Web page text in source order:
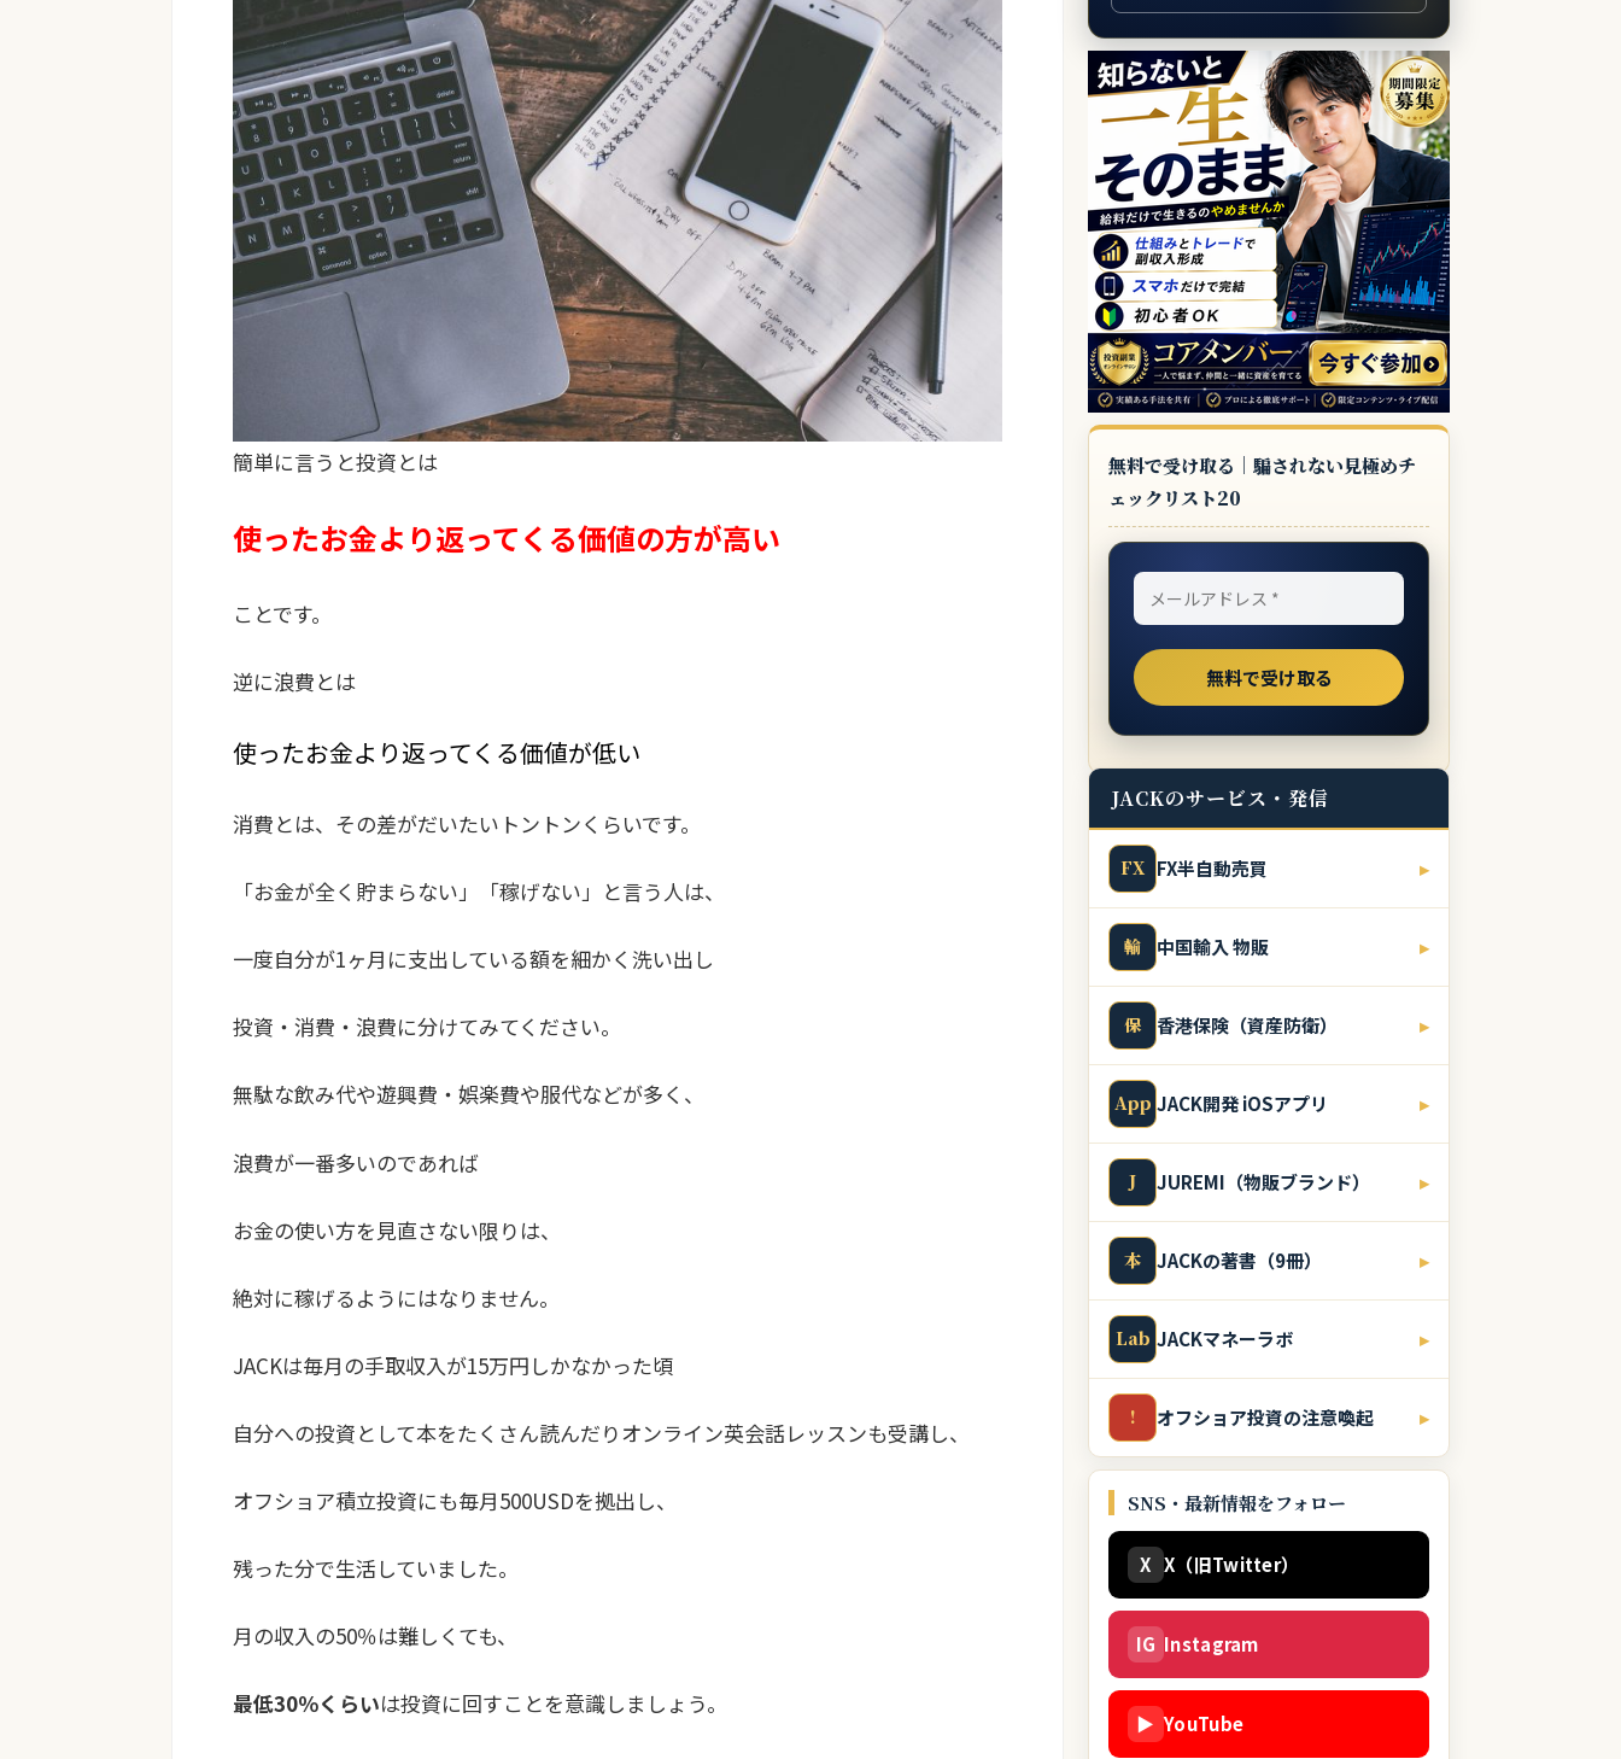
簡単に言うと投資とは
使ったお金より返ってくる価値の方が高い
ことです。
逆に浪費とは
使ったお金より返ってくる価値が低い
消費とは、その差がだいたいトントンくらいです。
「お金が全く貯まらない」「稼げない」と言う人は、
一度自分が1ヶ月に支出している額を細かく洗い出し
投資・消費・浪費に分けてみてください。
無駄な飲み代や遊興費・娯楽費や服代などが多く、
浪費が一番多いのであれば
お金の使い方を見直さない限りは、
絶対に稼げるようにはなりません。
JACKは毎月の手取収入が15万円しかなかった頃
自分への投資として本をたくさん読んだりオンライン英会話レッスンも受講し、
オフショア積立投資にも毎月500USDを拠出し、
残った分で生活していました。
月の収入の50％は難しくても、
最低30％くらいは投資に回すことを意識しましょう。
無料で受け取る｜騙されない見極めチ
ェックリスト20
JACKのサービス・発信
FX FX半自動売買 ▸
輸 中国輸入 物販 ▸
保 香港保険（資産防衛） ▸
App JACK開発 iOSアプリ ▸
J JUREMI（物販ブランド） ▸
本 JACKの著書（9冊） ▸
Lab JACKマネーラボ ▸
! オフショア投資の注意喚起 ▸
SNS・最新情報をフォロー
X X（旧Twitter）
IG Instagram
▶ YouTube